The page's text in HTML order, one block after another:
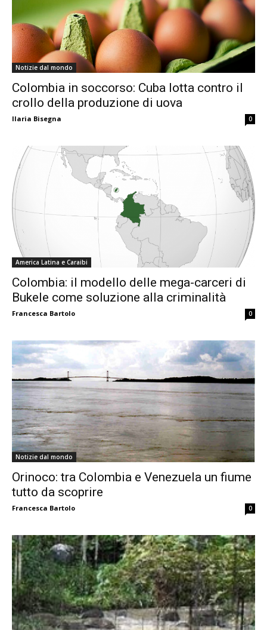
Notizie dal mondo
Colombia in soccorso: Cuba lotta contro il
crollo della produzione di uova
Ilaria Bisegna 0
America Latina e Caraibi
Colombia: il modello delle mega-carceri di
Bukele come soluzione alla criminalità
Francesca Bartolo 0
Notizie dal mondo
Orinoco: tra Colombia e Venezuela un fiume
tutto da scoprire
Francesca Bartolo 0